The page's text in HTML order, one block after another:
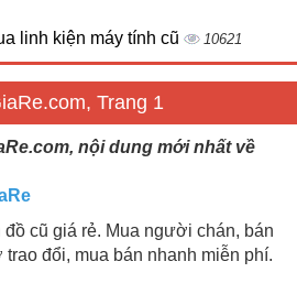
linh kiện máy tính cũ 10621
Trang 1
nội dung mới nhất về
đồ cũ giá rẻ. Mua người chán, bán
đổi, mua bán nhanh miễn phí.